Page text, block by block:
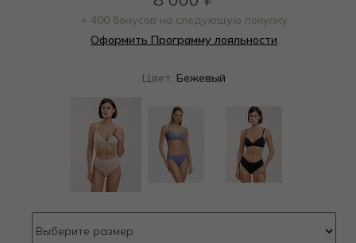
+ 400 бонусов на следующую покупку
Оформить Программу лояльности
Цвет: Бежевый